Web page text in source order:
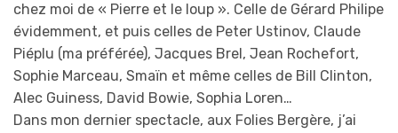
chez moi de « Pierre et le loup ». Celle de Gérard Philipe
évidemment, et puis celles de Peter Ustinov, Claude
Piéplu (ma préférée), Jacques Brel, Jean Rochefort,
Sophie Marceau, Smaïn et même celles de Bill Clinton,
Alec Guiness, David Bowie, Sophia Loren…
Dans mon dernier spectacle, aux Folies Bergère, j’ai